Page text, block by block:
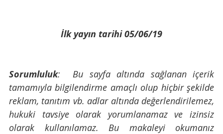
İlk yayın tarihi 05/06/19
Sorumluluk:  Bu sayfa altında sağlanan içerik
tamamıyla bilgilendirme amaçlı olup hiçbir şekilde
reklam, tanıtım vb. adlar altında değerlendirilemez,
hukuki tavsiye olarak yorumlanamaz ve izinsiz
olarak kullanılamaz. Bu makaleyi okumanız